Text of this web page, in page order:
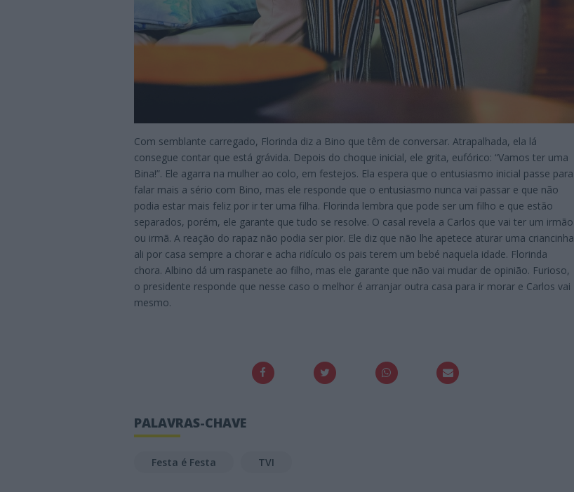
Com semblante carregado, Florinda diz a Bino que têm de conversar. Atrapalhada, ela lá
consegue contar que está grávida. Depois do choque inicial, ele grita, eufórico: “Vamos ter uma
Bina!”. Ele agarra na mulher ao colo, em festejos. Ela espera que o entusiasmo inicial passe para
falar mais a sério com Bino, mas ele responde que o entusiasmo nunca vai passar e que não
podia estar mais feliz por ir ter uma filha. Florinda lembra que pode ser um filho e que estão
separados, porém, ele garante que tudo se resolve. O casal revela a Carlos que vai ter um irmão
ou irmã. A reação do rapaz não podia ser pior. Ele diz que não lhe apetece aturar uma criancinha
ali por casa sempre a chorar e acha ridículo os pais terem um bebé naquela idade. Florinda
chora. Albino dá um raspanete ao filho, mas ele garante que não vai mudar de opinião. Furioso,
o presidente responde que nesse caso o melhor é arranjar outra casa para ir morar e Carlos vai
mesmo.
PALAVRAS-CHAVE
Festa é Festa TVI